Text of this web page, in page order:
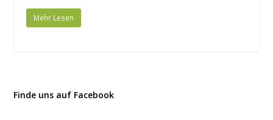
Mehr Lesen
Finde uns auf Facebook